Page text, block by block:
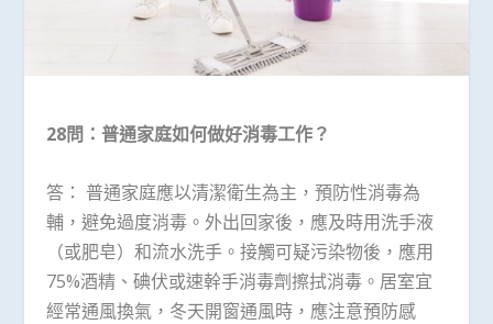
28問：普通家庭如何做好消毒工作？
答： 普通家庭應以清潔衛生為主，預防性消毒為
輔，避免過度消毒。外出回家後，應及時用洗手液
（或肥皂）和流水洗手。接觸可疑污染物後，應用
75%酒精、碘伏或速幹手消毒劑擦拭消毒。居室宜
經常通風換氣，冬天開窗通風時，應注意預防感